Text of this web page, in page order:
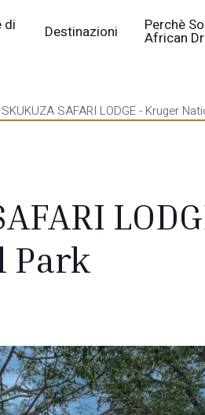
di Destinazioni Perchè
African
SAFARI LODGE - Kruger
Park